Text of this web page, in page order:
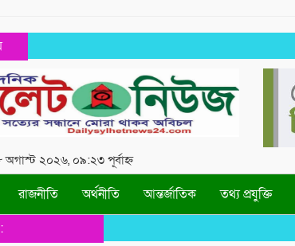
অগাস্ট ২০২৬, ০৯:২৩ পূর্বাহ্ন
রাজনীতি অর্থনীতি আন্তর্জাতিক তথ্য প্রযুক্তি